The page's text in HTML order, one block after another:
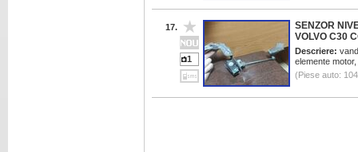
17.
1
SENZOR
VOLVO C30
Descriere:
elemente
(Piese auto: